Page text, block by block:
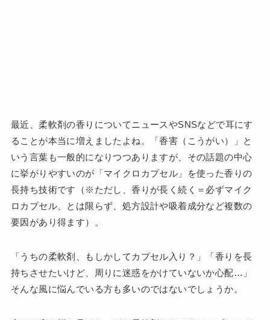
最近、柔軟剤の香りについてニュースやSNSなどで耳にす
ることが本当に増えましたよね。「香害（こうがい）」と
いう言葉も一般的になりつつありますが、その話題の中心
に挙がりやすいのが「マイクロカプセル」を使った香りの
長持ち技術です（※ただし、香りが長く続く＝必ずマイク
ロカプセル、とは限らず、処方設計や吸着成分など複数の
要因があり得ます）。
「うちの柔軟剤、もしかしてカプセル入り？」「香りを長
持ちさせたいけど、周りに迷惑をかけていないか心配…」
そんな風に悩んでいる方も多いのではないでしょうか。